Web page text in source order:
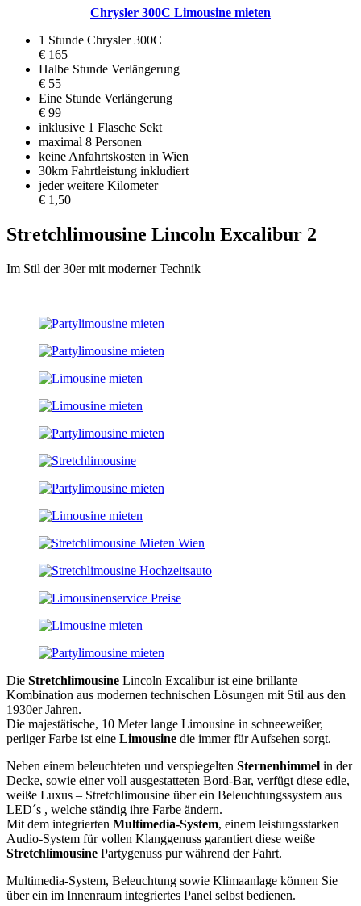
Chrysler 300C Limousine mieten
1 Stunde Chrysler 300C
€ 165
Halbe Stunde Verlängerung
€ 55
Eine Stunde Verlängerung
€ 99
inklusive 1 Flasche Sekt
maximal 8 Personen
keine Anfahrtskosten in Wien
30km Fahrtleistung inkludiert
jeder weitere Kilometer
€ 1,50
Stretchlimousine Lincoln Excalibur 2
Im Stil der 30er mit moderner Technik
Die Stretchlimousine Lincoln Excalibur ist eine brillante
Kombination aus modernen technischen Lösungen mit Stil aus den
1930er Jahren.
Die majestätische, 10 Meter lange Limousine in schneeweißer,
perliger Farbe ist eine Limousine die immer für Aufsehen sorgt.
Neben einem beleuchteten und verspiegelten Sternenhimmel in der
Decke, sowie einer voll ausgestatteten Bord-Bar, verfügt diese edle,
weiße Luxus – Stretchlimousine über ein Beleuchtungssystem aus
LED´s , welche ständig ihre Farbe ändern.
Mit dem integrierten Multimedia-System, einem leistungsstarken
Audio-System für vollen Klanggenuss garantiert diese weiße
Stretchlimousine Partygenuss pur während der Fahrt.
Multimedia-System, Beleuchtung sowie Klimaanlage können Sie
über ein im Innenraum integriertes Panel selbst bedienen.